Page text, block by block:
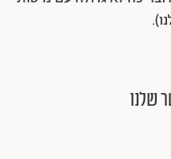
שלנו